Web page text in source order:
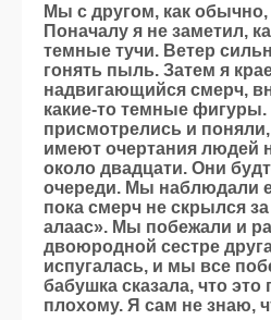
Мы с другом, как обычно,
Поначалу я не заметил,
темные тучи. Ветер
гонять пыль. Затем я
надвигающийся смерч,
какие-то темные
присмотрелись и
имеют очертания людей
около двадцати. Они
очереди. Мы наблюдали
пока смерч не скрылся
алаас». Мы побежали и
двоюродной сестре
испугалась, и мы все
бабушка сказала, что это
плохому. Я сам не знаю,